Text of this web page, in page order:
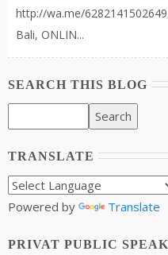
http://wa.me/
Bali, ONLIN...
SEARCH THIS BLOG
TRANSLATE
Powered by Translate
PRIVAT PUBLIC